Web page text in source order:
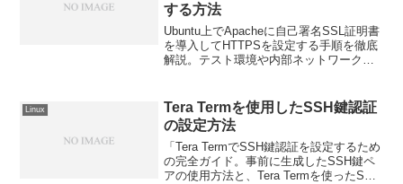
する方法
Ubuntu上でApacheに自己署名SSL証明書
を導入してHTTPSを設定する手順を徹底
解説。テスト環境や内部ネットワーク向
きるよう詳細に説明します。
Linux
Tera Termを使用したSSH鍵認証
の設定方法
「Tera TermでSSH鍵認証を設定するため
の完全ガイド。事前に生成したSSH鍵ペ
アの使用方法と、Tera Termを使ったSSH